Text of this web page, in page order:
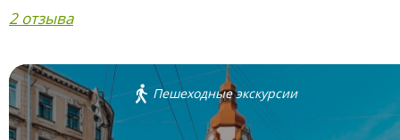
2 отзыва
Пешеходные экскурсии